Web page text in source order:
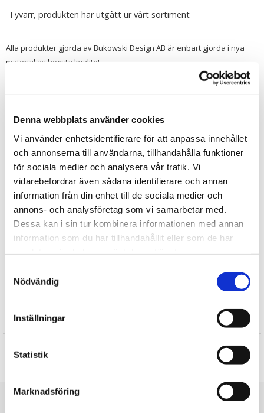
Denna webbplats använder cookies
Vi använder enhetsidentifierare för att anpassa innehållet
och annonserna till användarna, tillhandahålla funktioner
för sociala medier och analysera vår trafik. Vi
vidarebefordrar även sådana identifierare och annan
information från din enhet till de sociala medier och
annons- och analysföretag som vi samarbetar med.
Dessa kan i sin tur kombinera informationen med annan
information som du har tillhandahållit eller som de har
Nödvändig
Inställningar
Statistik
Marknadsföring
Tyvärr, produkten har utgått ur vårt sortiment
Alla produkter gjorda av Bukowski Design AB är enbart gjorda i nya
material av högsta kvalitet.
Samtliga produkter är CE märkta enligt testmetoden EN 71-1/2.
mögel när nallen blir fuktig, dessutom underlättar de tvätten och
minimerar allergier. Samtliga produkter är tvättbara i 30 graders
handtvätt och flamsäkra. Samtliga ögon är dragfasta och låsta vilket
innebär att de sitter fast ungefär som popnitar i pälsen.
Tipsa
Upptäck mer
Bukowski Design Nallar
Teddybjörnar
Till barnet/Till nyfödd